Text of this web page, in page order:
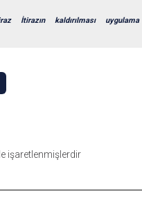
İtirazın kaldırılması uygulama
işaretlenmişlerdir